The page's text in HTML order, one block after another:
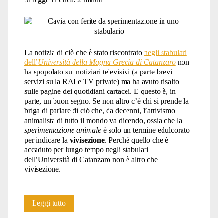
La notizia di ciò che è stato riscontrato negli stabulari
dell’Università della Magna Grecia di Catanzaronon
ha spopolato sui notiziari televisivi (a parte brevi
servizi sulla RAI e TV private) ma ha avuto risalto
sulle pagine dei quotidiani cartacei. E questo è, in
parte, un buon segno. Se non altro c’è chi si prende la
briga di parlare di ciò che, da decenni, l’attivismo
animalista di tutto il mondo va dicendo, ossia che la
sperimentazione animaleè solo un termine edulcorato
per indicare la vivisezione. Perché quello che è
accaduto per lungo tempo negli stabulari
dell’Università di Catanzaro non è altro che
vivisezione.
Leggi tuttoLa